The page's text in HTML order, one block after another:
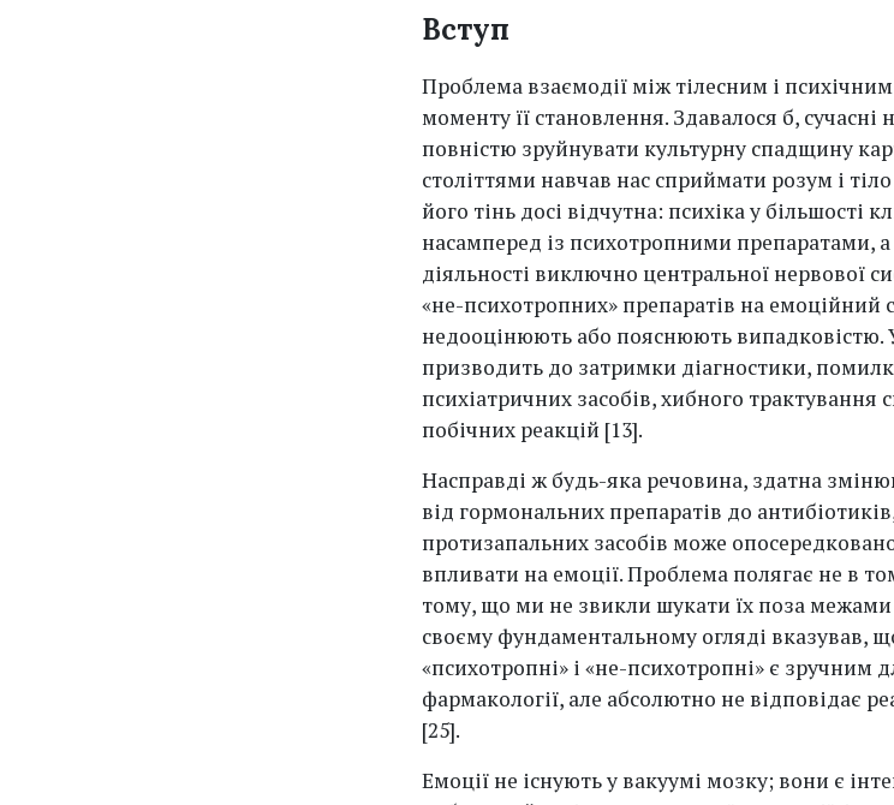
Вступ
Проблема взаємодії між тілесним і
моменту її становлення. Здавалося б, сучасні
повністю зруйнувати культурну спадщину
століттями навчав нас сприймати розум і
його тінь досі відчутна: психіка у більшості
насамперед із психотропними препаратами,
діяльності виключно центральної нервової
«не-психотропних» препаратів на емоційний
недооцінюють або пояснюють випадковістю.
призводить до затримки діагностики,
психіатричних засобів, хибного трактування
побічних реакцій [13].
Насправді ж будь-яка речовина, здатна
від гормональних препаратів до
протизапальних засобів може
впливати на емоції. Проблема полягає не в
тому, що ми не звикли шукати їх поза межами
своєму фундаментальному огляді вказував,
«психотропні» і «не-психотропні» є зручним
фармакології, але абсолютно не відповідає
[25].
Емоції не існують у вакуумі мозку; вони є